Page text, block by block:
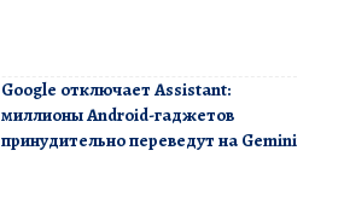
Google отключает Assistant:
миллионы Android-гаджетов
принудительно переведут на Gemini